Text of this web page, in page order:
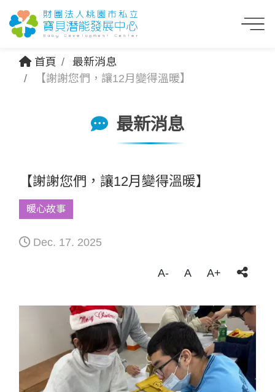
首頁
最新消息
【謝謝您們，讓12月變得溫暖】
最新消息
【謝謝您們，讓12月變得溫暖】
暖心故事
Dec. 17. 2025
A- A A+